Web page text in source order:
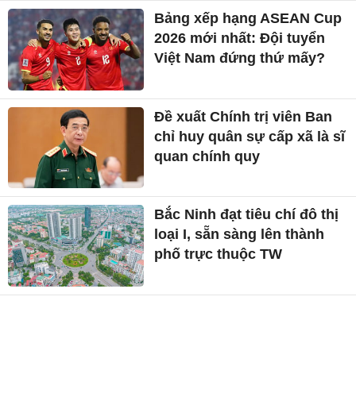
Bảng xếp hạng ASEAN Cup
2026 mới nhất: Đội tuyển
Việt Nam đứng thứ mấy?
Đề xuất Chính trị viên Ban
chỉ huy quân sự cấp xã là sĩ
quan chính quy
Bắc Ninh đạt tiêu chí đô thị
loại I, sẵn sàng lên thành
phố trực thuộc TW